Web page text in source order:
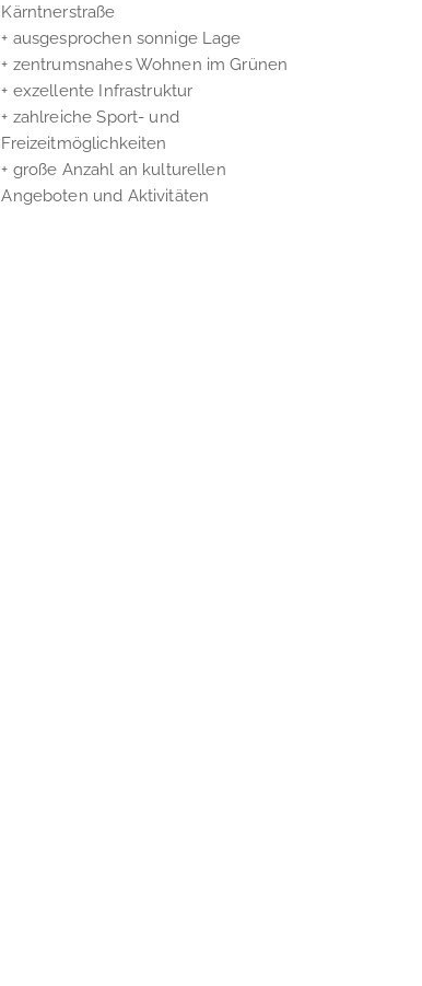
Kärntnerstraße
+ ausgesprochen sonnige Lage
+ zentrumsnahes Wohnen im Grünen
+ exzellente Infrastruktur
+ zahlreiche Sport- und
Freizeitmöglichkeiten
+ große Anzahl an kulturellen
Angeboten und Aktivitäten